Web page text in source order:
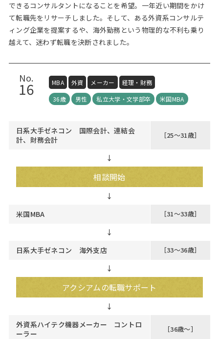
できるコンサルタントになることを希望。一年近い期間をかけ
て転職先をリサーチしました。そして、ある外資系コンサルテ
ィング企業を提案するや、海外勤務という物理的な不利も乗り
越えて、迷わず転職を決断されました。
No.
16 MBA 外資 メーカー
経理・財務
36歳
男性 私立大学・文学部卒 米国MBA
日系大手ゼネコン 国際会計、連結会
計、財務会計
［25～31歳］
↓
相談開始
米国MBA ［31～33歳］
↓
日系大手ゼネコン 海外支店
［33～36歳］
↓
アクシアムの転職サポート
外資系ハイテク機器メーカー コントロ
ーラー
［36歳～］